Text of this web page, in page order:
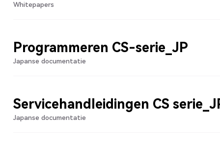
Whitepapers
Programmeren CS-serie_JP
Japanse documentatie
Servicehandleidingen CS
Japanse documentatie